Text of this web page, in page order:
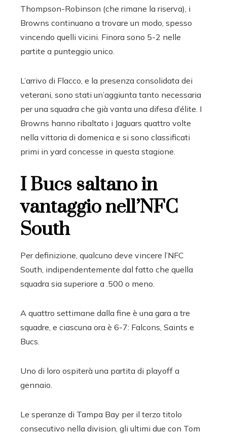
Thompson-Robinson (che rimane la riserva), i
Browns continuano a trovare un modo, spesso
vincendo quelli vicini. Finora sono 5-2 nelle
partite a punteggio unico.
L’arrivo di Flacco, e la presenza consolidata dei
veterani, sono stati un’aggiunta tanto necessaria
per una squadra che già vanta una difesa d’élite. I
Browns hanno ribaltato i Jaguars quattro volte
nella vittoria di domenica e si sono classificati
primi in yard concesse in questa stagione.
I Bucs saltano in
vantaggio nell’NFC
South
Per definizione, qualcuno deve vincere l’NFC
South, indipendentemente dal fatto che quella
squadra sia superiore a .500 o meno.
A quattro settimane dalla fine è una gara a tre
squadre, e ciascuna ora è 6-7: Falcons, Saints e
Bucs.
Uno di loro ospiterà una partita di playoff a
gennaio.
Le speranze di Tampa Bay per il terzo titolo
consecutivo nella division, gli ultimi due con Tom